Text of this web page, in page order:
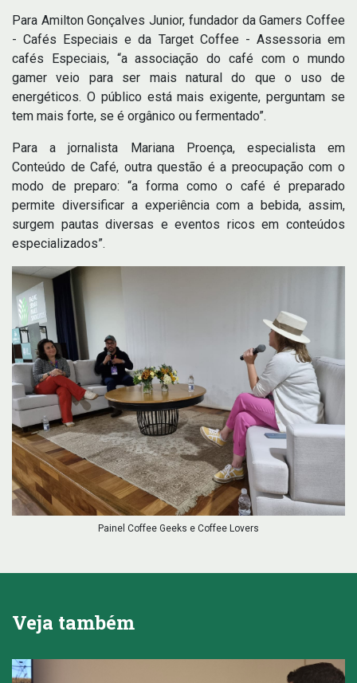
Para Amilton Gonçalves Junior, fundador da Gamers Coffee
- Cafés Especiais e da Target Coffee - Assessoria em
cafés Especiais, “a associação do café com o mundo
gamer veio para ser mais natural do que o uso de
energéticos. O público está mais exigente, perguntam se
tem mais forte, se é orgânico ou fermentado”.
Para a jornalista Mariana Proença, especialista em
Conteúdo de Café, outra questão é a preocupação com o
modo de preparo: “a forma como o café é preparado
permite diversificar a experiência com a bebida, assim,
surgem pautas diversas e eventos ricos em conteúdos
especializados”.
Painel Coffee Geeks e Coffee Lovers
Veja também